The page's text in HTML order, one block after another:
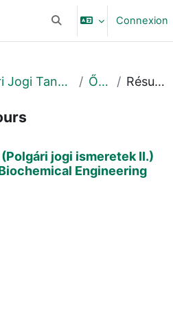
Activer/désactiver la
Connexion
Polgári Jogi Tanszék Őszi Résumé
jogi ismeretek II.)
Engineering